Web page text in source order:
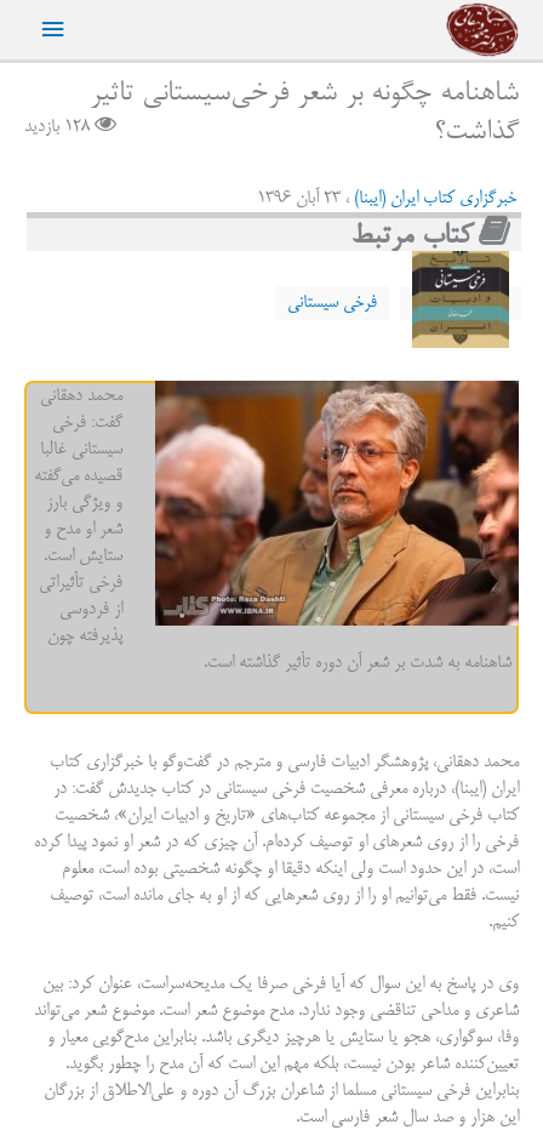
محتوا
فهرست
شاهنامه چگونه بر شعر فرخی‌سیستانی تاثیر
گذاشت؟
خبرگزاری کتاب ایران (ایبنا) ، 23 آبان 1396
کتاب مرتبط
فرخی سیستانی
محمد دهقانی
گفت: فرخی
سیستانی غالبا
قصیده می‌گفته
و ویژگی بارز
شعر او مدح و
ستایش است.
فرخی تأثیراتی
از فردوسی
پذیرفته چون
شاهنامه به شدت بر شعر آن دوره تأثیر گذاشته است.
محمد دهقانی، پژوهشگر ادبیات فارسی و مترجم در گفت‌وگو با خبرگزاری کتاب
ایران (ایبنا)، درباره معرفی شخصیت فرخی سیستانی در کتاب جدیدش گفت: در
کتاب فرخی سیستانی از مجموعه کتاب‌های «تاریخ و ادبیات ایران»، شخصیت
فرخی را از روی شعرهای او توصیف کرده‌ام. آن چیزی که در شعر او نمود پیدا کرده
است، در این حدود است ولی اینکه دقیقا او چگونه شخصیتی بوده است، معلوم
نیست. فقط می‌توانیم او را از روی شعرهایی که از او به ‌جای مانده است، توصیف
کنیم.
وی در پاسخ به این سوال که آیا فرخی صرفا یک مدیحه‌سراست، عنوان کرد: بین
شاعری و مداحی تناقضی وجود ندارد. مدح موضوع شعر است. موضوع شعر می‌تواند
وفا، سوگواری، هجو یا ستایش یا هرچیز دیگری باشد. بنابراین مدح‌گویی معیار و
تعیین‌کننده شاعر بودن نیست، بلکه مهم این است که آن مدح را چطور بگوید.
بنابراین فرخی سیستانی مسلما از شاعران بزرگ آن دوره و علی‌الاطلاق از بزرگان
این هزار و صد سال شعر فارسی است.